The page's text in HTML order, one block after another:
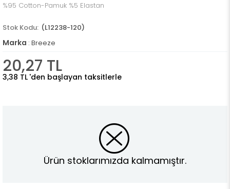
%95 Cotton-Pamuk %5 Elastan
(L12238-120)
Marka : Breeze
20,27 TL
3,38 TL 'den başlayan taksitlerle
Ürün stoklarımızda kalmamıştır.